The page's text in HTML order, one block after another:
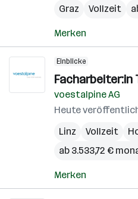
Graz
Vollzeit
Merken
Einblicke
voestalpine AG
Heute
Linz
Vollzeit
ab 3.533,72 €
Merken